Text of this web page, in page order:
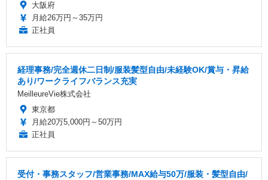
大阪府
月給26万円～35万円
正社員
経理事務/完全週休二日制/服装髪型自由/未経験OK/賞与・昇給
あり/ワークライフバランス充実
MeilleureVie株式会社
東京都
月給20万5,000円～50万円
正社員
受付・事務スタッフ/営業事務/MAX給与50万/服装・髪型自由/